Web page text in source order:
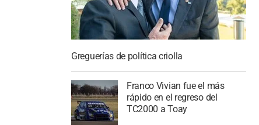
Greguerías de política criolla
Franco Vivian fue el más
rápido en el regreso del
TC2000 a Toay